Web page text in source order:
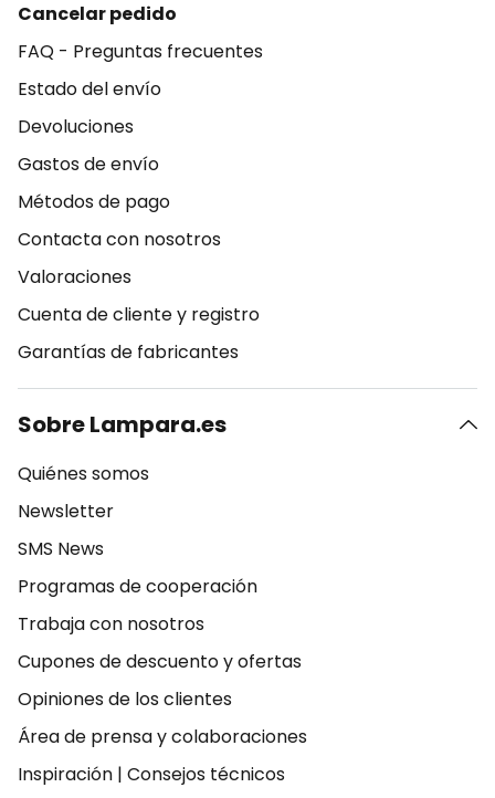
Cancelar pedido
FAQ - Preguntas frecuentes
Estado del envío
Devoluciones
Gastos de envío
Métodos de pago
Contacta con nosotros
Valoraciones
Cuenta de cliente y registro
Garantías de fabricantes
Sobre Lampara.es
Quiénes somos
Newsletter
SMS News
Programas de cooperación
Trabaja con nosotros
Cupones de descuento y ofertas
Opiniones de los clientes
Área de prensa y colaboraciones
Inspiración | Consejos técnicos